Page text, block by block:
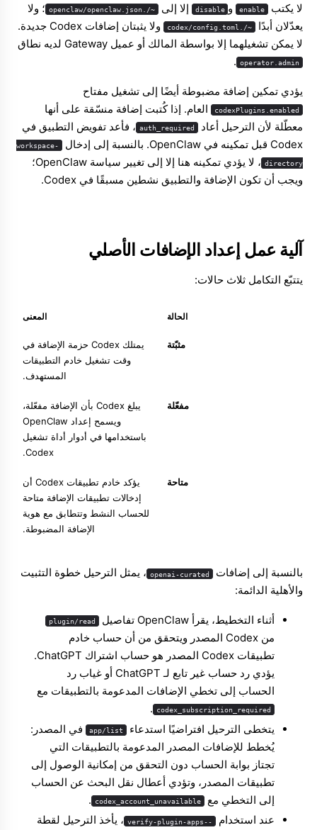
لا يكتب enable و disable إلا إلى ~/.openclaw/openclaw.json
؛ ولا
يعدّلان أبدًا
~/.codex/config.toml
ولا يثبتان إضافات Codex جديدة.
لا يمكن تشغيلهما إلا بواسطة المالك أو عميل Gateway لديه نطاق
operator.admin
.
يؤدي تمكين إضافة مضبوطة أيضًا إلى تشغيل مفتاح
codexPlugins.enabled العام. إذا كُتبت إضافة منسّقة على أنها
معطّلة لأن الترحيل أعاد
auth_required ، فأعد تفويض التطبيق في
Codex قبل تمكينه في OpenClaw. بالنسبة إلى إدخال
workspace-
directory
، لا يؤدي تمكينه هنا إلا إلى تغيير سياسة OpenClaw؛
ويجب أن تكون الإضافة والتطبيق نشطين مسبقًا في Codex.
آلية عمل إعداد الإضافات الأصلي
يتتبّع التكامل ثلاث حالات:
الحالة المعنى
مثبّتة
يمتلك Codex حزمة الإضافة في
وقت تشغيل خادم التطبيقات
المستهدف.
مفعّلة
يبلغ Codex بأن الإضافة مفعّلة،
ويسمح إعداد OpenClaw
باستخدامها في أدوار أداة تشغيل
Codex.
متاحة
يؤكد خادم تطبيقات Codex أن
إدخالات تطبيقات الإضافة متاحة
للحساب النشط وتتطابق مع هوية
الإضافة المضبوطة.
بالنسبة إلى إضافات openai-curated ، يمثل الترحيل خطوة التثبيت
والأهلية الدائمة:
أثناء التخطيط، يقرأ OpenClaw تفاصيل plugin/read
من Codex المصدر ويتحقق من أن حساب خادم
تطبيقات Codex المصدر هو حساب اشتراك ChatGPT.
يؤدي رد حساب غير تابع لـ ChatGPT أو غياب رد
الحساب إلى تخطي الإضافات المدعومة بالتطبيقات مع
codex_subscription_required
.
يتخطى الترحيل افتراضيًا استدعاء
app/list في المصدر:
يُخطط للإضافات المصدر المدعومة بالتطبيقات التي
تجتاز بوابة الحساب دون التحقق من إمكانية الوصول إلى
تطبيقات المصدر، وتؤدي أعطال نقل البحث عن الحساب
إلى التخطي مع
codex_account_unavailable
.
عند استخدام
--verify-plugin-apps
، يأخذ الترحيل لقطة